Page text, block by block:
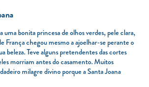
uma bonita princesa de olhos verdes, pele clara,
França chegou mesmo a ajoelhar-se perante o
beleza. Teve alguns pretendentes das cortes
morriam antes do casamento. Muitos
milagre divino porque a Santa Joana